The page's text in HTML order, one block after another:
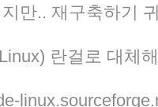
만.. 재구축하기
란걸로 대체